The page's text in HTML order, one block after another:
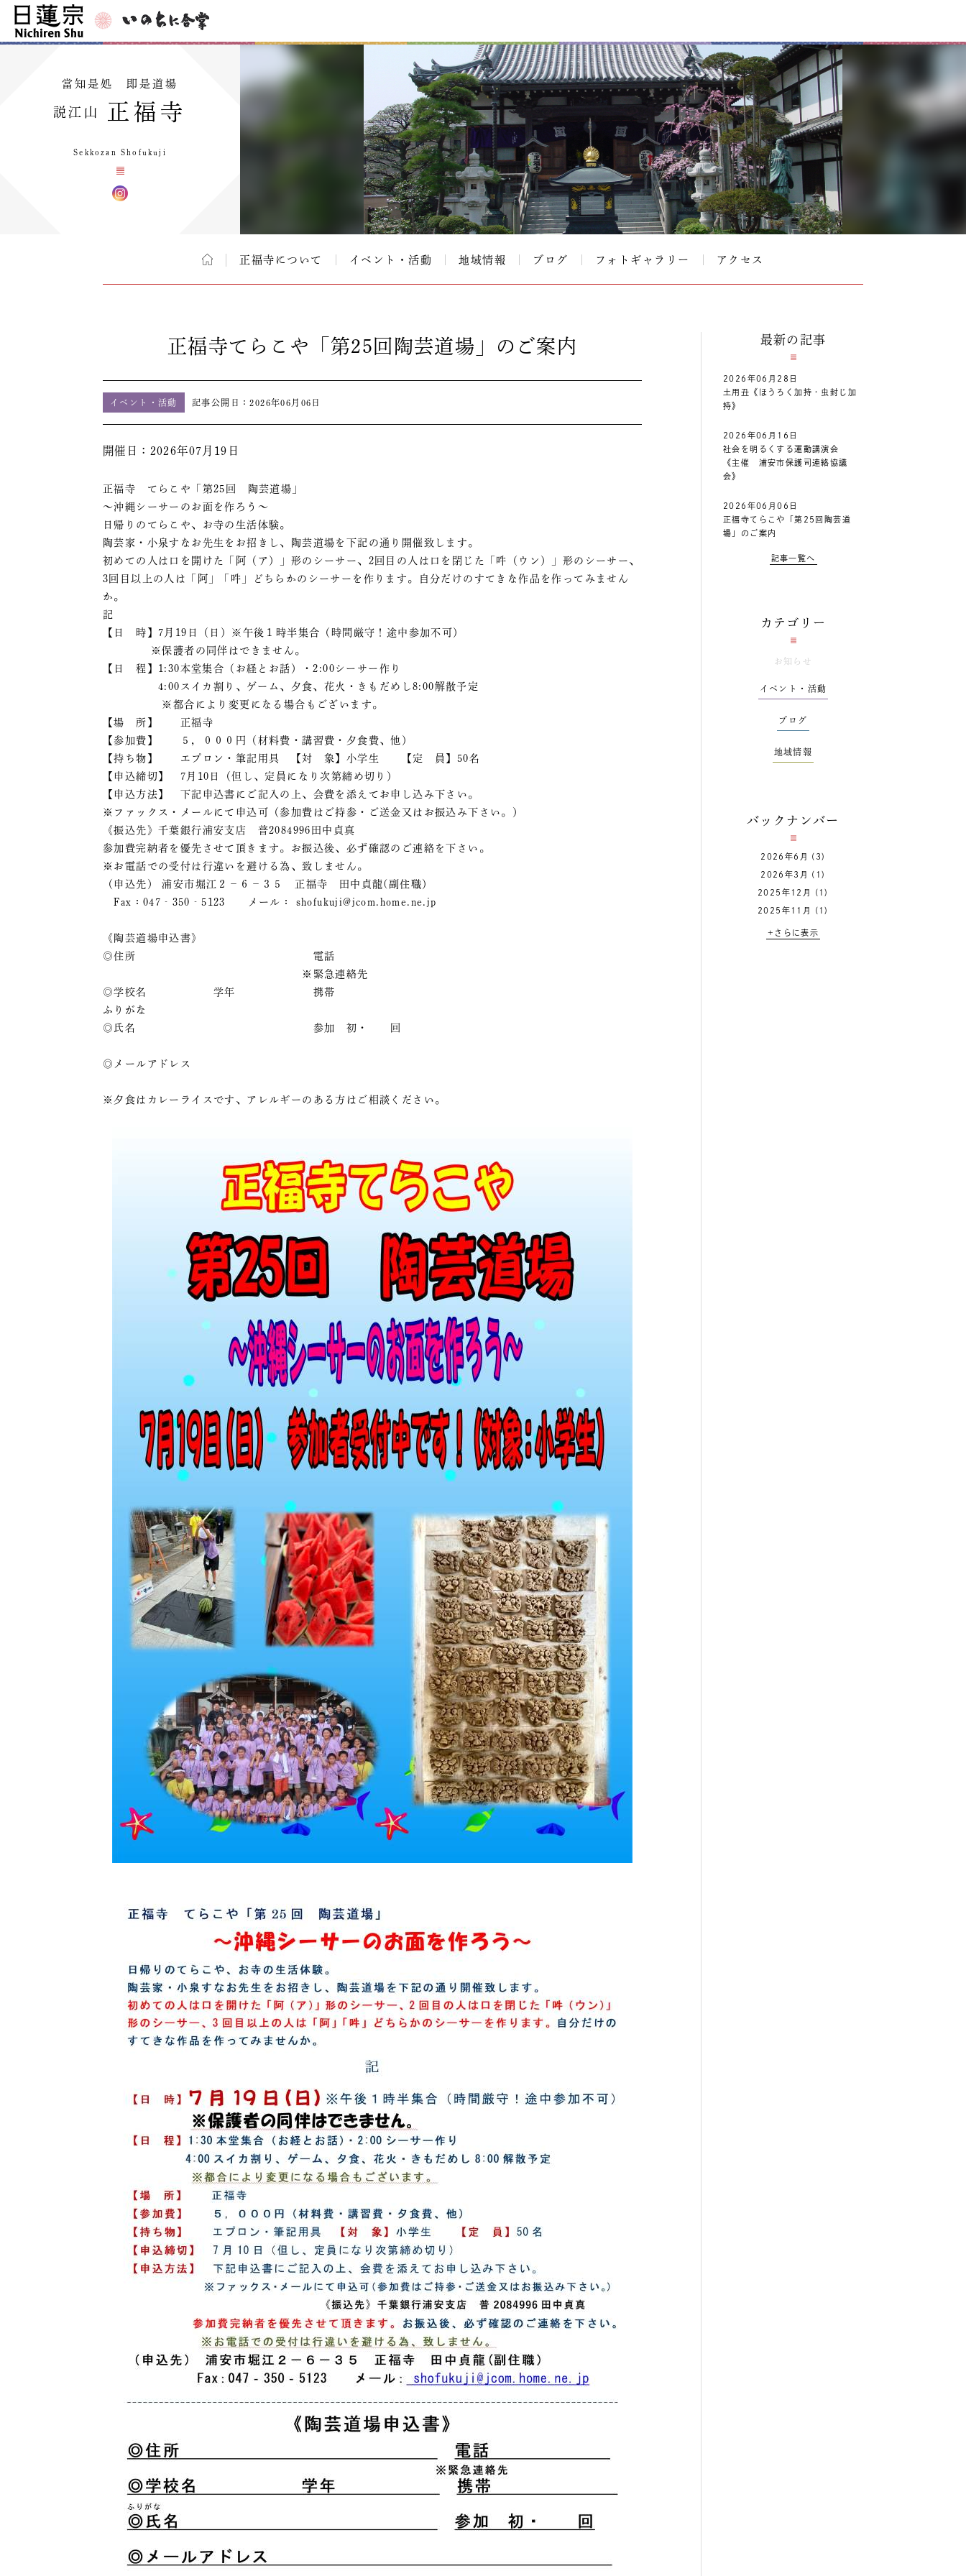
當知是処 即是道場
説江山 正福寺
Sekkozan Shofukuji
正福寺について イベント・活動 地域情報 ブログ フォトギャラリー アクセス
正福寺てらこや「第25回陶芸道場」のご案内
イベント・活動 記事公開日：2026年06月06日
開催日：2026年07月19日
正福寺 てらこや「第25回 陶芸道場」
～沖縄シーサーのお面を作ろう～
日帰りのてらこや、お寺の生活体験。
陶芸家・小泉すなお先生をお招きし、陶芸道場を下記の通り開催致します。
初めての人は口を開けた「阿（ア）」形のシーサー、2回目の人は口を閉じた「吽（ウン）」形のシーサー、
3回目以上の人は「阿」「吽」どちらかのシーサーを作ります。自分だけのすてきな作品を作ってみません
か。
記
【日 時】7月19日（日）※午後１時半集合（時間厳守！途中参加不可）
※保護者の同伴はできません。
【日 程】1:30本堂集合（お経とお話）・2:00シーサー作り
4:00スイカ割り、ゲーム、夕食、花火・きもだめし8:00解散予定
※都合により変更になる場合もございます。
【場 所】 正福寺
【参加費】 ５，０００円（材料費・講習費・夕食費、他）
【持ち物】 エプロン・筆記用具 【対 象】小学生 【定 員】50名
【申込締切】 7月10日（但し、定員になり次第締め切り）
【申込方法】 下記申込書にご記入の上、会費を添えてお申し込み下さい。
※ファックス・メールにて申込可（参加費はご持参・ご送金又はお振込み下さい。）
《振込先》千葉銀行浦安支店 普2084996田中貞真
参加費完納者を優先させて頂きます。お振込後、必ず確認のご連絡を下さい。
※お電話での受付は行違いを避ける為、致しません。
（申込先） 浦安市堀江２－６－３５ 正福寺 田中貞龍(副住職）
Fax：047‐350‐5123 メール： shofukuji@jcom.home.ne.jp
《陶芸道場申込書》
◎住所 電話
※緊急連絡先
◎学校名 学年 携帯
ふりがな
◎氏名 参加 初・ 回
◎メールアドレス
※夕食はカレーライスです、アレルギーのある方はご相談ください。
最新の記事
2026年06月28日
土用丑《ほうろく加持・虫封じ加
持》
2026年06月16日
社会を明るくする運動講演会
《主催 浦安市保護司連絡協議
会》
2026年06月06日
正福寺てらこや「第25回陶芸道
場」のご案内
記事一覧へ
カテゴリー
お知らせ
イベント・活動
ブログ
地域情報
バックナンバー
2026年6月 (3)
2026年3月 (1)
2025年12月 (1)
2025年11月 (1)
+さらに表示